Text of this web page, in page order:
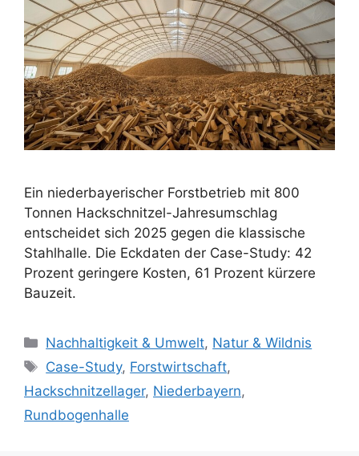
Ein niederbayerischer Forstbetrieb mit 800
Tonnen Hackschnitzel-Jahresumschlag
entscheidet sich 2025 gegen die klassische
Stahlhalle. Die Eckdaten der Case-Study: 42
Prozent geringere Kosten, 61 Prozent kürzere
Bauzeit.
Kategorien
Nachhaltigkeit & Umwelt, Natur & Wildnis
Schlagwörter
Case-Study, Forstwirtschaft,
Hackschnitzellager, Niederbayern,
Rundbogenhalle